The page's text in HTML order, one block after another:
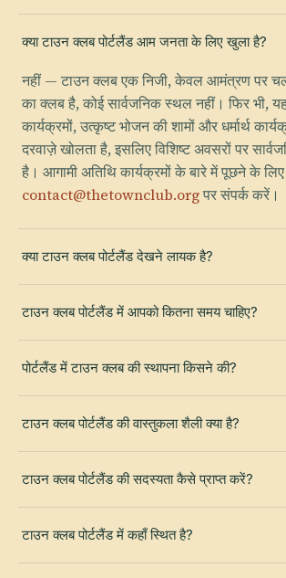
क्या टाउन क्लब पोर्टलैंड आम जनता के लिए खुला है?
नहीं — टाउन क्लब एक निजी, केवल आमंत्रण पर
का क्लब है, कोई सार्वजनिक स्थल नहीं। फिर भी,
कार्यक्रमों, उत्कृष्ट भोजन की शामों और धर्मार्थ
दरवाज़े खोलता है, इसलिए विशिष्ट अवसरों पर
है। आगामी अतिथि कार्यक्रमों के बारे में पूछने के
contact@thetownclub.orgपर संपर्क करें।
क्या टाउन क्लब पोर्टलैंड देखने लायक है?
टाउन क्लब पोर्टलैंड में आपको कितना समय चाहिए?
पोर्टलैंड में टाउन क्लब की स्थापना किसने की?
टाउन क्लब पोर्टलैंड की वास्तुकला शैली क्या है?
टाउन क्लब पोर्टलैंड की सदस्यता कैसे प्राप्त करें?
टाउन क्लब पोर्टलैंड में कहाँ स्थित है?